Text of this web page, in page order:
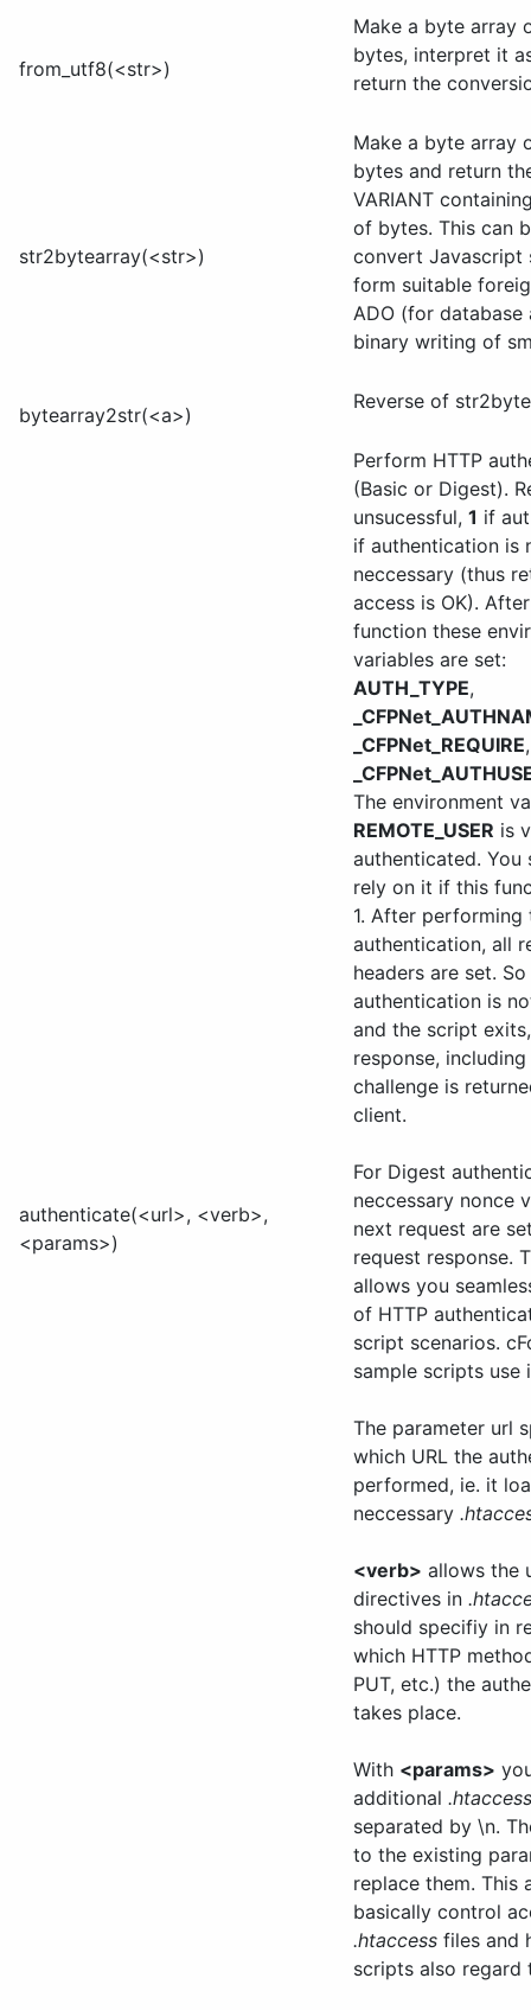
from_utf8(<str>)
Make a byte array
bytes, interpret it
return the
str2bytearray(<str>)
Make a byte array
bytes and return
VARIANT
of bytes. This can
convert Javascript
form suitable
ADO (for database
binary writing of
bytearray2str(<a>)
Reverse of
authenticate(<url>, <verb>,
<params>)
Perform HTTP
(Basic or Digest).
unsucessful, 1 if
if authentication is
neccessary (thus
access is OK).
function these
variables are set:
AUTH_TYPE,
_CFPNet_REQUIRE,
The environment
REMOTE_USER is
authenticated. You
rely on it if this
1. After performing
authentication, all
headers are set.
authentication is
and the script
response,
challenge is
client.
For Digest
neccessary nonce
next request are
request response.
allows you
of HTTP
script scenarios.
sample scripts use
The parameter url
which URL the
performed, ie. it
neccessary
<verb> allows the
directives in
should specifiy in
which HTTP
PUT, etc.) the
takes place.
With <params>
additional .htaccess
separated by \n.
to the existing
replace them. This
basically control
.htaccess files and
scripts also regard